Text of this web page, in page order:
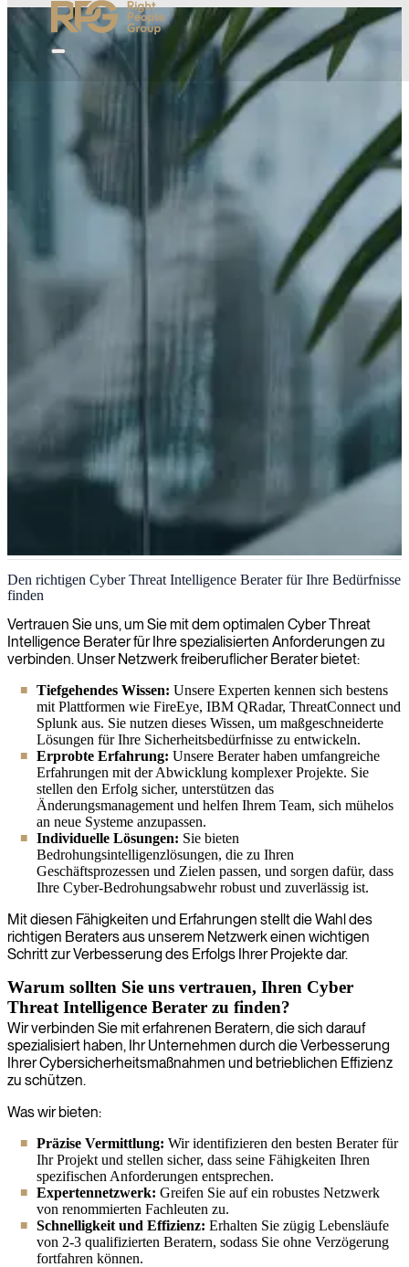
Cyber Threat Intelligence
Wir decken digitale Bedrohungen auf und neutralisieren sie mit
unserer umfassenden Cyber-Threat-Intelligence, die darauf
ausgelegt ist, Ihnen einen Vorsprung vor böswilligen Akteuren und
raffinierten Angriffen zu verschaffen.
Den richtigen Cyber Threat Intelligence Berater für Ihre Bedürfnisse
finden
Vertrauen Sie uns, um Sie mit dem optimalen Cyber Threat
Intelligence Berater für Ihre spezialisierten Anforderungen zu
verbinden. Unser Netzwerk freiberuflicher Berater bietet:
Tiefgehendes Wissen: Unsere Experten kennen sich bestens
mit Plattformen wie FireEye, IBM QRadar, ThreatConnect und
Splunk aus. Sie nutzen dieses Wissen, um maßgeschneiderte
Lösungen für Ihre Sicherheitsbedürfnisse zu entwickeln.
Erprobte Erfahrung: Unsere Berater haben umfangreiche
Erfahrungen mit der Abwicklung komplexer Projekte. Sie
stellen den Erfolg sicher, unterstützen das
Änderungsmanagement und helfen Ihrem Team, sich mühelos
an neue Systeme anzupassen.
Individuelle Lösungen: Sie bieten
Bedrohungsintelligenzlösungen, die zu Ihren
Geschäftsprozessen und Zielen passen, und sorgen dafür, dass
Ihre Cyber-Bedrohungsabwehr robust und zuverlässig ist.
Mit diesen Fähigkeiten und Erfahrungen stellt die Wahl des
richtigen Beraters aus unserem Netzwerk einen wichtigen
Schritt zur Verbesserung des Erfolgs Ihrer Projekte dar.
Warum sollten Sie uns vertrauen, Ihren Cyber
Threat Intelligence Berater zu finden?
Wir verbinden Sie mit erfahrenen Beratern, die sich darauf
spezialisiert haben, Ihr Unternehmen durch die Verbesserung
Ihrer Cybersicherheitsmaßnahmen und betrieblichen Effizienz
zu schützen.
Was wir bieten:
Präzise Vermittlung: Wir identifizieren den besten Berater für
Ihr Projekt und stellen sicher, dass seine Fähigkeiten Ihren
spezifischen Anforderungen entsprechen.
Expertennetzwerk: Greifen Sie auf ein robustes Netzwerk
von renommierten Fachleuten zu.
Schnelligkeit und Effizienz: Erhalten Sie zügig Lebensläufe
von 2-3 qualifizierten Beratern, sodass Sie ohne Verzögerung
fortfahren können.